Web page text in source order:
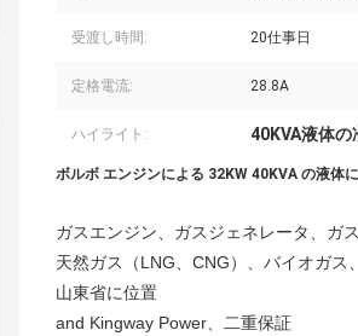
受渡し時間: 20仕事日
定格電流: 28.8A
ハイライト: 40KVA液体
ボルボ エンジンによる 32KW 40KVA の液体
ガスエンジン、ガスジェネレータ、ガ
天然ガス（LNG、CNG）、バイオガス
山東省に位置
and Kingway Power、二重保証